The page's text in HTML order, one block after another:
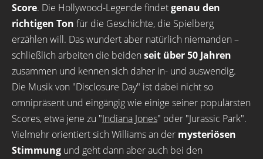
Score. Die Hollywood-Legende findetgenau den
richtigen Ton für die Geschichte, die Spielberg
erzählen will. Das wundert aber natürlich niemanden –
schließlich arbeiten die beiden seit über 50 Jahren
zusammen und kennen sich daher in- und auswendig.
Die Musik von "Disclosure Day" ist dabei nicht so
omnipräsent und eingängig wie einige seiner populärsten
Scores, etwa jene zu "Indiana Jones" oder "Jurassic Park".
Vielmehr orientiert sich Williams an der mysteriösen
Stimmung und geht dann aber auch bei den